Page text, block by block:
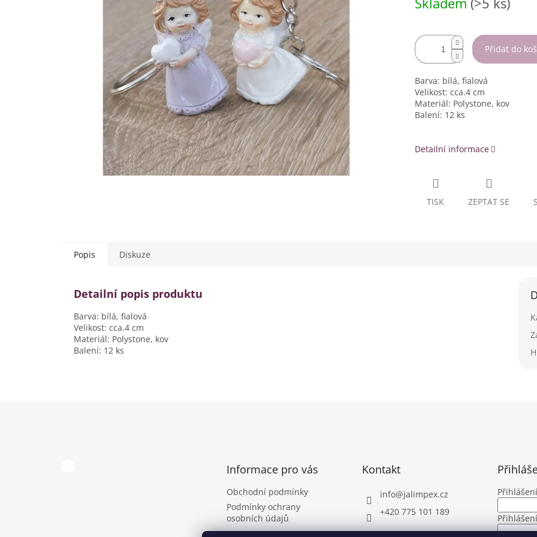
cena:
Přidat do
Barva: bílá, fialová
Velikost: cca.4 cm
Materiál: Polystone, kov
Balení: 12 ks
Detailní informace
TISK ZEPTAT SE
Popis Diskuze
Detailní popis produktu
Barva: bílá, fialová
Velikost: cca.4 cm
Materiál: Polystone, kov
Balení: 12 ks
Informace pro vás
Obchodní podmínky
Podmínky ochrany
osobních údajů
Kontakt
info@jalimpex.cz
+420 775 101 189